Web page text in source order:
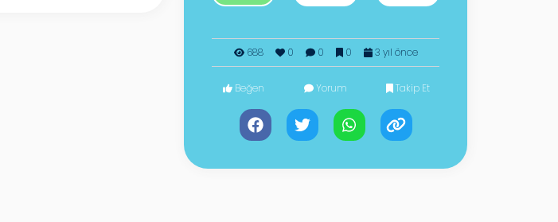
688 0 0 0 3 yıl önce
Beğen Yorum Takip Et